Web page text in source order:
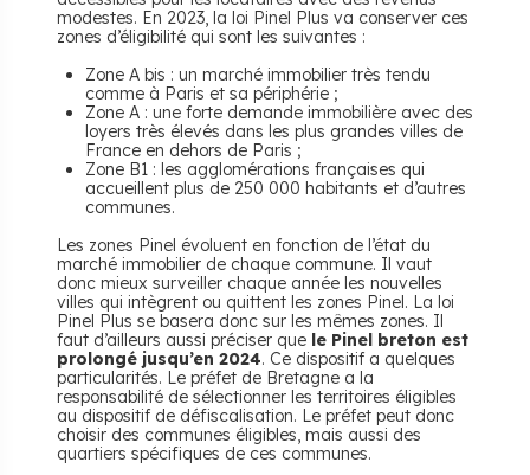
modestes. En 2023, la loi Pinel Plus va conserver ces
zones d’éligibilité qui sont les suivantes :
Zone A bis : un marché immobilier très tendu
comme à Paris et sa périphérie ;
Zone A : une forte demande immobilière avec des
loyers très élevés dans les plus grandes villes de
France en dehors de Paris ;
Zone B1 : les agglomérations françaises qui
accueillent plus de 250 000 habitants et d’autres
communes.
Les zones Pinel évoluent en fonction de l’état du
marché immobilier de chaque commune. Il vaut
donc mieux surveiller chaque année les nouvelles
villes qui intègrent ou quittent les zones Pinel. La loi
Pinel Plus se basera donc sur les mêmes zones. Il
faut d’ailleurs aussi préciser que le Pinel breton est
prolongé jusqu’en 2024. Ce dispositif a quelques
particularités. Le préfet de Bretagne a la
responsabilité de sélectionner les territoires éligibles
au dispositif de défiscalisation. Le préfet peut donc
choisir des communes éligibles, mais aussi des
quartiers spécifiques de ces communes.